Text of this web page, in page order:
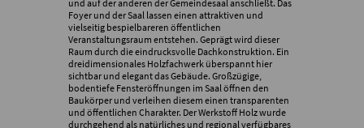
und auf der anderen der Gemeindesaal anschließt. Das
Foyer und der Saal lassen einen attraktiven und
vielseitig bespielbareren öffentlichen
Veranstaltungsraum entstehen. Geprägt wird dieser
Raum durch die eindrucksvolle Dachkonstruktion. Ein
dreidimensionales Holzfachwerk überspannt hier
sichtbar und elegant das Gebäude. Großzügige,
bodentiefe Fensteröffnungen im Saal öffnen den
Baukörper und verleihen diesem einen transparenten
und öffentlichen Charakter. Der Werkstoff Holz wurde
durchgehend als natürliches und regional verfügbares